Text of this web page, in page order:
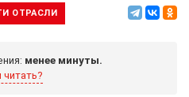
ОТРАСЛИ
менее минуты.